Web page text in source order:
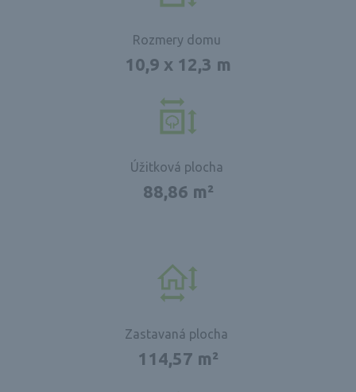
Rozmery domu
10,9 x 12,3 m
Úžitková plocha
88,86 m²
Zastavaná plocha
114,57 m²